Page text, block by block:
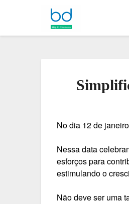
No dia 12 de
Nessa data
esforços para
estimulando o
Não deve ser uma